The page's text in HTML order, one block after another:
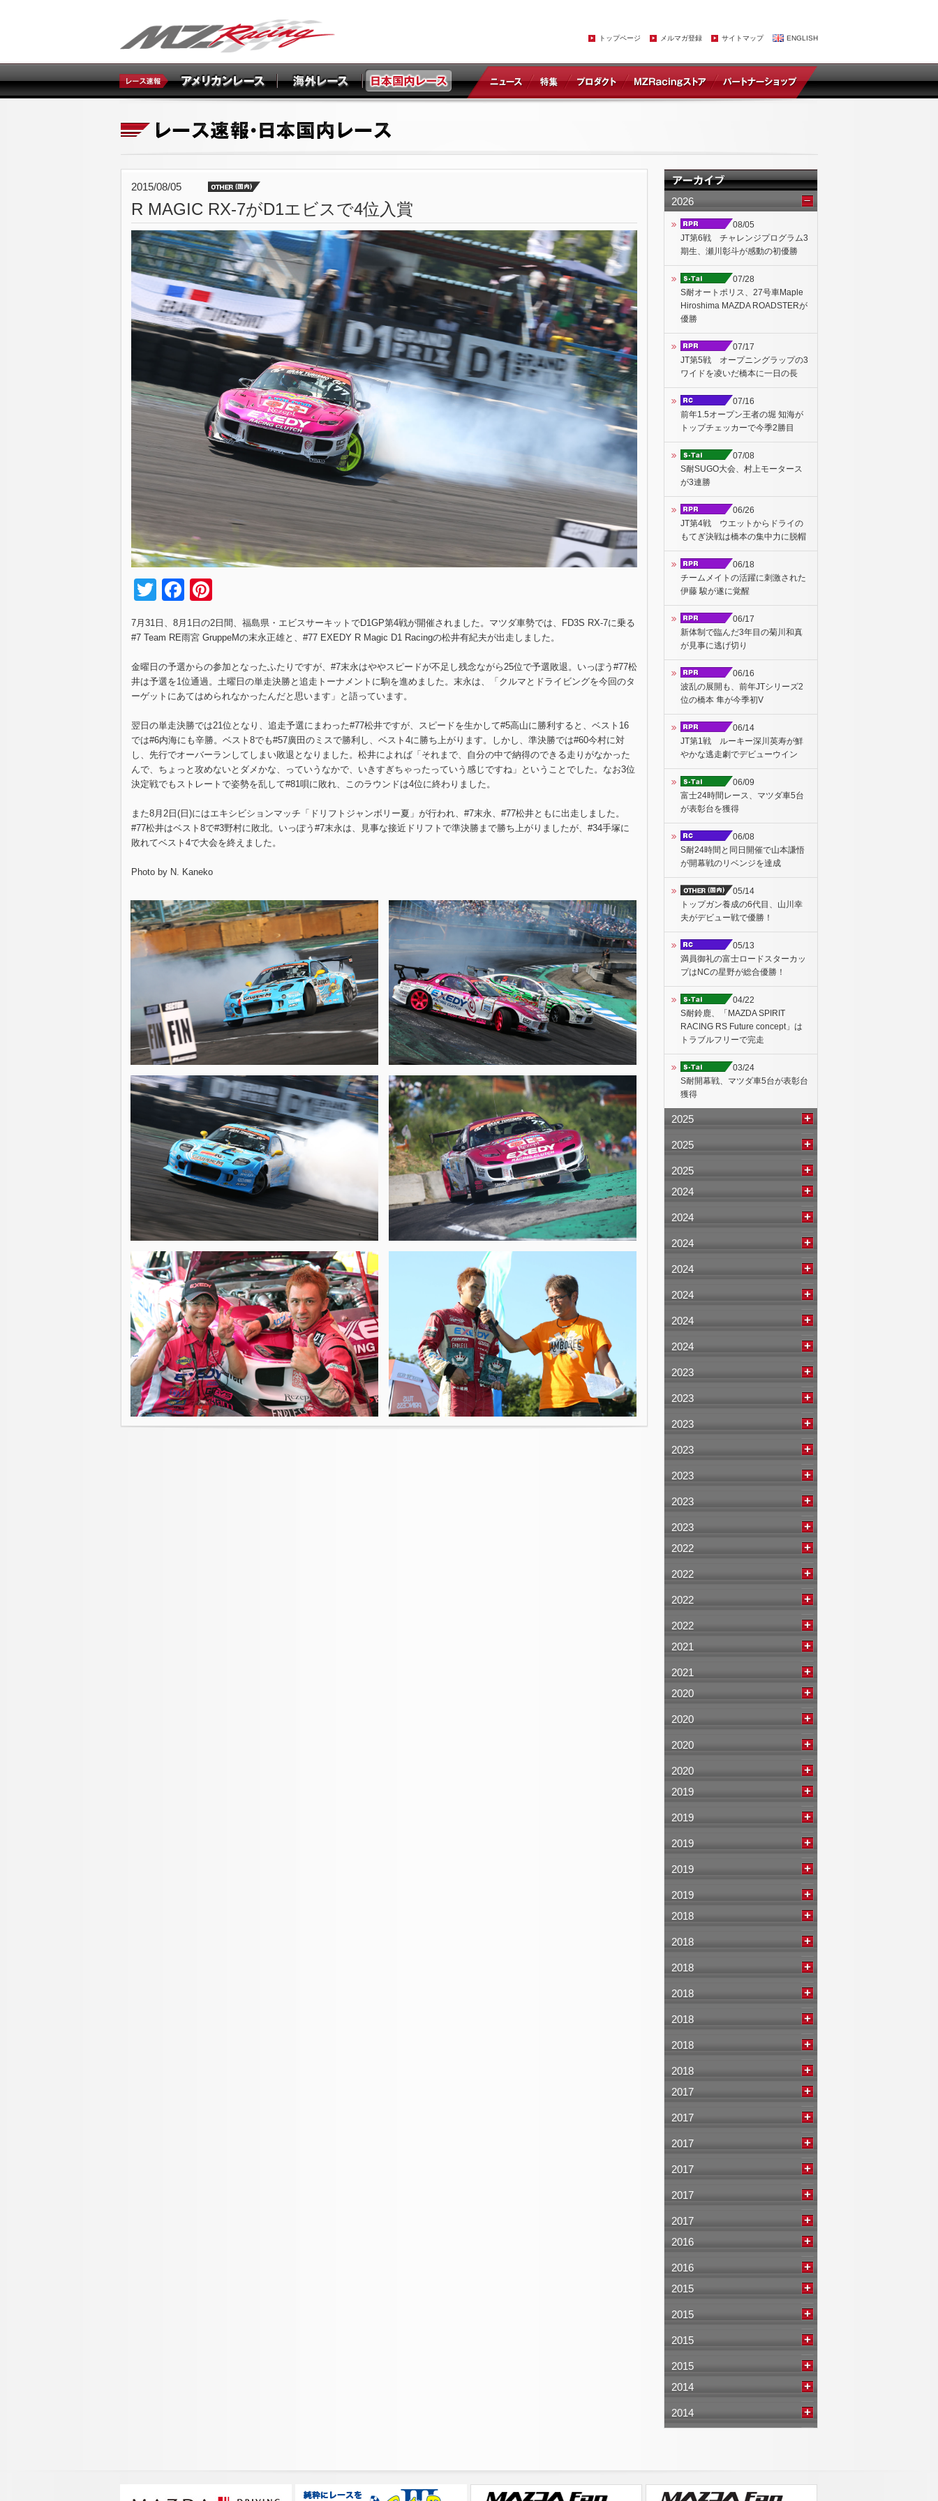
トップページ メルマガ登録 サイトマップ ENGLISH
2015/08/05
R MAGIC RX-7がD1エビスで4位入賞
TwitterFacebook
7月31日、8月1日の2日間、福島県・エビスサーキットでD1GP第4戦が開催されました。マツダ車勢では、FD3S RX-7に乗る
#7 Team RE雨宮 GruppeMの末永正雄と、#77 EXEDY R Magic D1 Racingの松井有紀夫が出走しました。
金曜日の予選からの参加となったふたりですが、#7末永はややスピードが不足し残念ながら25位で予選敗退。いっぽう#77松
井は予選を1位通過。土曜日の単走決勝と追走トーナメントに駒を進めました。末永は、「クルマとドライビングを今回のタ
ーゲットにあてはめられなかったんだと思います」と語っています。
翌日の単走決勝では21位となり、追走予選にまわった#77松井ですが、スピードを生かして#5高山に勝利すると、ベスト16
では#6内海にも辛勝。ベスト8でも#57廣田のミスで勝利し、ベスト4に勝ち上がります。しかし、準決勝では#60今村に対
し、先行でオーバーランしてしまい敗退となりました。松井によれば「それまで、自分の中で納得のできる走りがなかった
んで、ちょっと攻めないとダメかな、っていうなかで、いきすぎちゃったっていう感じですね」ということでした。なお3位
決定戦でもストレートで姿勢を乱して#81唄に敗れ、このラウンドは4位に終わりました。
また8月2日(日)にはエキシビションマッチ「ドリフトジャンボリー夏」が行われ、#7末永、#77松井ともに出走しました。
#77松井はベスト8で#3野村に敗北。いっぽう#7末永は、見事な接近ドリフトで準決勝まで勝ち上がりましたが、#34手塚に
敗れてベスト4で大会を終えました。
Photo by N. Kaneko
2026
08/05
JT第6戦 チャレンジプログラム3
期生、瀬川彰斗が感動の初優勝
07/28
S耐オートポリス、27号車Maple
Hiroshima MAZDA ROADSTERが
優勝
07/17
JT第5戦 オープニングラップの3
ワイドを凌いだ橋本に一日の長
07/16
前年1.5オープン王者の堀 知海が
トップチェッカーで今季2勝目
07/08
S耐SUGO大会、村上モータース
が3連勝
06/26
JT第4戦 ウエットからドライの
もてぎ決戦は橋本の集中力に脱帽
06/18
チームメイトの活躍に刺激された
伊藤 駿が遂に覚醒
06/17
新体制で臨んだ3年目の菊川和真
が見事に逃げ切り
06/16
波乱の展開も、前年JTシリーズ2
位の橋本 隼が今季初V
06/14
JT第1戦 ルーキー深川英寿が鮮
やかな逃走劇でデビューウイン
06/09
富士24時間レース、マツダ車5台
が表彰台を獲得
06/08
S耐24時間と同日開催で山本謙悟
が開幕戦のリベンジを達成
05/14
トップガン養成の6代目、山川幸
夫がデビュー戦で優勝！
05/13
満員御礼の富士ロードスターカッ
プはNCの星野が総合優勝！
04/22
S耐鈴鹿、「MAZDA SPIRIT
RACING RS Future concept」は
トラブルフリーで完走
03/24
S耐開幕戦、マツダ車5台が表彰台
獲得
2025
2025
2025
2024
2024
2024
2024
2024
2024
2024
2023
2023
2023
2023
2023
2023
2023
2022
2022
2022
2022
2021
2021
2020
2020
2020
2020
2019
2019
2019
2019
2019
2018
2018
2018
2018
2018
2018
2018
2017
2017
2017
2017
2017
2017
2016
2016
2015
2015
2015
2015
2014
2014